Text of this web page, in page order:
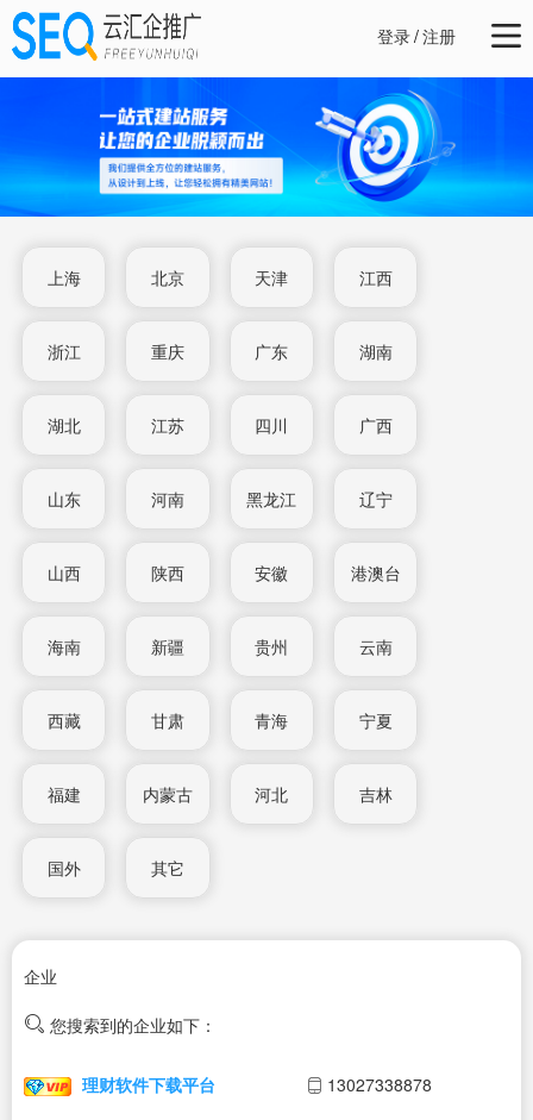
登录/注册
上海 北京 天津 江西
浙江 重庆 广东 湖南
湖北 江苏 四川 广西
山东 河南 黑龙江 辽宁
山西 陕西 安徽 港澳台
海南 新疆 贵州 云南
西藏 甘肃 青海 宁夏
福建 内蒙古 河北 吉林
国外 其它
企业
您搜索到的企业如下：
理财软件下载平台 13027338878